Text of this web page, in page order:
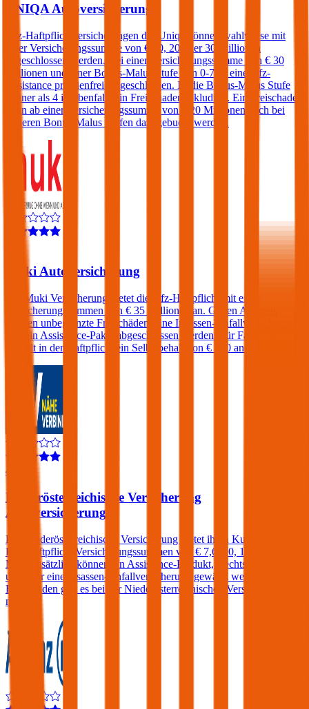
UNIQA Autoversicherung
Kfz-Haftpflichtversicherungen der Uniqa können wahlweise mit
einer Versicherungssumme von € 10, 20 oder 30 Millionen
abgeschlossen werden. Bei einer Versicherungssumme von € 30
Millionen und einer Bonus-Malus Stufe von 0-7 ist eine Kfz-
Assistance prämienfrei eingeschlossen. Ist die Bonus-Malus Stufe
kleiner als 4 ist ebenfalls ein Freischaden inkludiert. Ein Freischaden
kann ab einer Versicherungssumme von € 20 Millionen auch bei
höheren Bonus-Malus Stufen dazugebucht werden.
Muki Autoversicherung
Die Muki Versicherung bietet die Kfz-Haftpflicht mit einer
Versicherungssummen von € 35 Millionen an. Gegen Aufpreis
können unbegrenzte Freischäden, eine Insassen-Unfallversicherung
und ein Assistance-Paket abgeschlossen werden. Für Fahrer unter
23 fällt in der Haftpflicht ein Selbstbehalt von € 500 an.
4,1
Niederösterreichische Versicherung
Autoversicherung
Die Niederösterreichische Versicherung bietet ihren Kunden in der
Kfz-Haftpflicht Versicherungssummen von € 7,6, 10, 15 und 20
Mio. Zusätzlich können ein Assistance-Produkt, Rechtsschutz
und/oder eine Insassen-Unfallversicherung gewählt werden. Einen
Freischaden gibt es bei der Niederösterreichischen Versicherung
nicht.